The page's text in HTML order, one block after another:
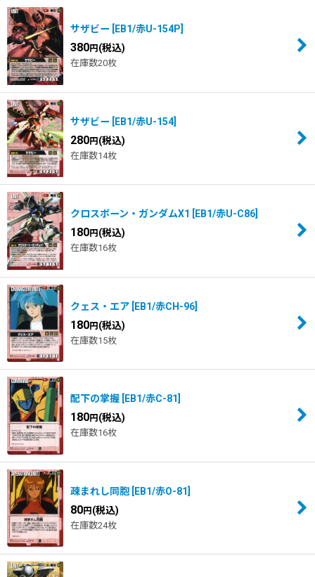
サザビー EB1/赤U-154P
380円 (税込)
在庫数20枚
サザビー EB1/赤U-154]
280円 (税込)
在庫数14枚
クロスボーン・ガンダムX1 EB1/赤U-C86
180円 (税込)
在庫数16枚
クェス・エア EB1/赤CH-96
180円 (税込)
在庫数15枚
配下の掌握 EB1/赤C-81
180円 (税込)
在庫数16枚
疎まれし同胞 EB1/赤O-81
80円 (税込)
在庫数24枚